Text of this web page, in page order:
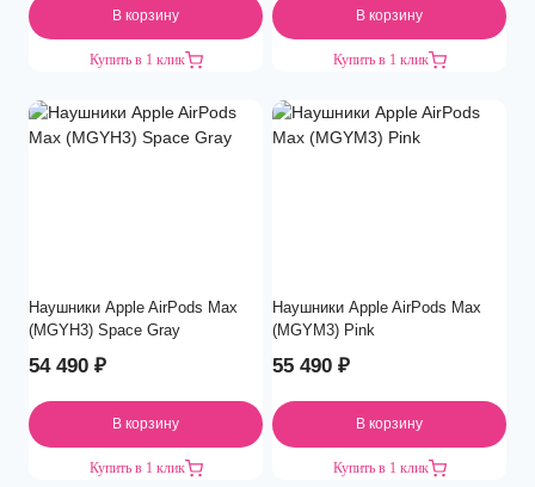
В корзину
Купить в 1 клик
В корзину
Купить в 1 клик
Наушники Apple AirPods Max
(MGYH3) Space Gray
54 490 ₽
В корзину
Купить в 1 клик
Наушники Apple AirPods Max
(MGYM3) Pink
55 490 ₽
В корзину
Купить в 1 клик